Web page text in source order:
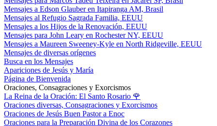
Mensajes a Edson Glauber en Itapiranga AM, Brasil
Mensajes al Refugio Sagrada Familia, EEUU
Mensajes a los Hijos de la Renovación, EEUU
Mensajes para John Leary en Rochester NY, EEUU
Mensajes a Maureen Sweeney-Kyle en North Ridgeville, EEUU
Mensajes de diversas orígenes
Busca en los Mensajes
Apariciones de Jesús y María
Página de Bienvenida
Oraciones, Consagraciones y Exorcismos
La Reina de la Oración: El Santo Rosario 🌹
Oraciones diversas, Consagraciones y Exorcismos
Oraciones de Jesús Buen Pastor a Enoc
Oraciones para la Preparación Divina de los Corazones